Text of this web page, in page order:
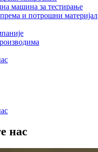
машина за тестирање
и потрошни материјал
нас